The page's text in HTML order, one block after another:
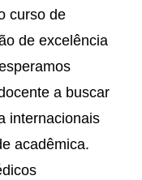
curso de
de excelência
a buscar
internacionais
acadêmica.